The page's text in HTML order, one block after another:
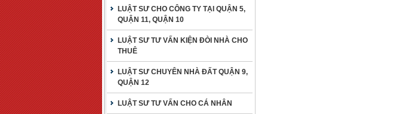
LUẬT SƯ CHO CÔNG TY TẠI QUẬN 5,
QUẬN 11, QUẬN 10
LUẬT SƯ TƯ VẤN KIỆN ĐÒI NHÀ CHO
THUÊ
LUẬT SƯ CHUYÊN NHÀ ĐẤT QUẬN 9,
QUẬN 12
LUẬT SƯ TƯ VẤN CHO CÁ NHÂN